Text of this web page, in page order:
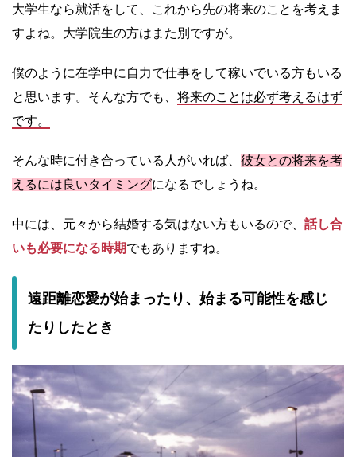
大学生なら就活をして、これから先の将来のことを考えま
すよね。大学院生の方はまた別ですが。
僕のように在学中に自力で仕事をして稼いでいる方もいる
と思います。そんな方でも、 将来のことは必ず考えるはず
です。
そんな時に付き合っている人がいれば、 彼女との将来を考
えるには良いタイミングになるでしょうね。
中には、元々から結婚する気はない方もいるので、 話し合
いも必要になる時期でもありますね。
遠距離恋愛が始まったり、始まる可能性を感じ
たりしたとき